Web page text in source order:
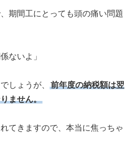
期間工にとっても頭の痛い問題
ないよ」
しょうが、
前年度の納税額は翌
ません。
てきますので、本当に焦っちゃ